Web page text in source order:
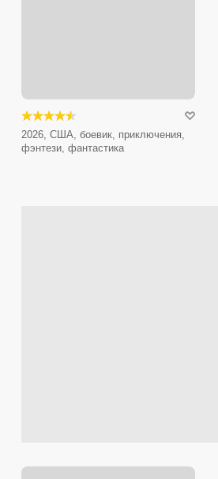
2026, США, боевик, приключения,
фэнтези, фантастика